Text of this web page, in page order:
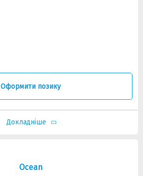
Оформити позику
Докладніше
Ocean